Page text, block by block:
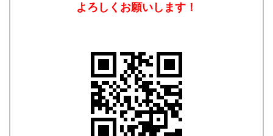
よろしくお願いします！